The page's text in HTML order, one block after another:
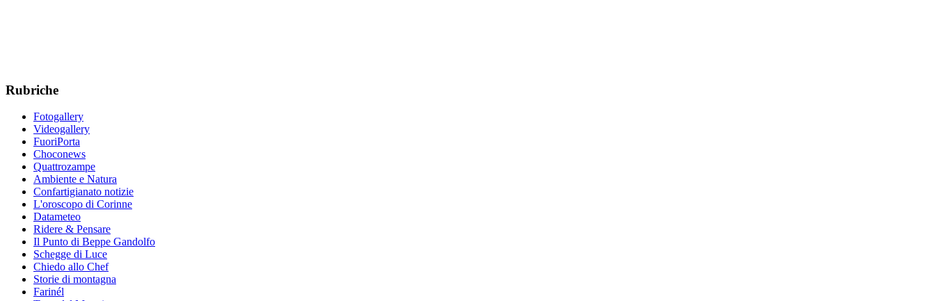
Rubriche
Fotogallery
Videogallery
FuoriPorta
Choconews
Quattrozampe
Ambiente e Natura
Confartigianato notizie
L'oroscopo di Corinne
Datameteo
Ridere & Pensare
Il Punto di Beppe Gandolfo
Schegge di Luce
Chiedo allo Chef
Storie di montagna
Farinél